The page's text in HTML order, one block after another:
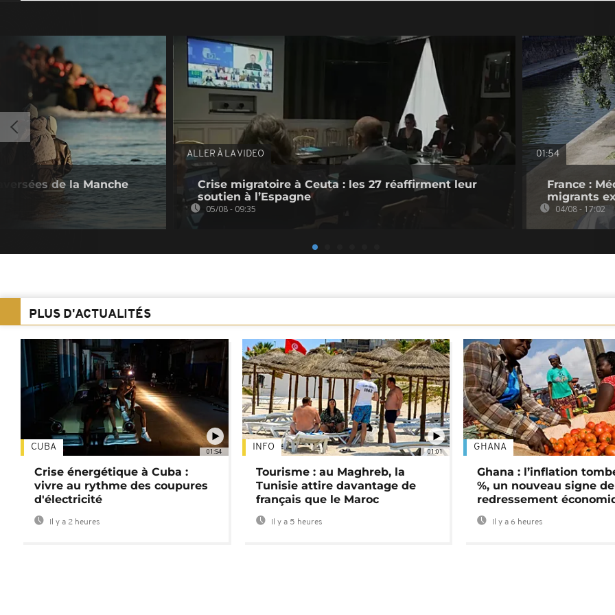
de la Manche
ALLER À LA VIDEO
Crise migratoire à Ceuta : les 27 réaffirment leur
soutien à l’Espagne
05/08 - 09:35
01:54
France :
migrants
04/08 - 17:02
PLUS D'ACTUALITÉS
01:54
CUBA
Crise énergétique à Cuba :
vivre au rythme des coupures
d'électricité
Il y a 2 heures
01:01
INFO
Tourisme : au Maghreb, la
Tunisie attire davantage de
français que le Maroc
Il y a 5 heures
GHANA
Ghana : l’inflation
%, un nouveau signe de
redressement
Il y a 6 heures